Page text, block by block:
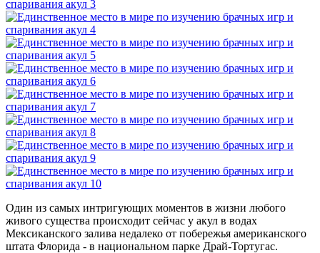
Один из самых интригующих моментов в жизни любого
живого существа происходит сейчас у акул в водах
Мексиканского залива недалеко от побережья американского
штата Флорида - в национальном парке Драй-Тортугас.